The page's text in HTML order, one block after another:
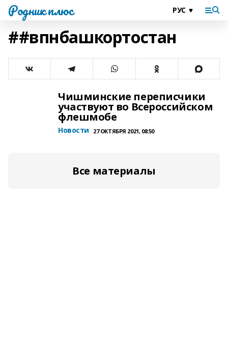
Родник плюс
##впнбашкортостан
Чишминские переписчики
участвуют во Всероссийском
флешмобе
Новости 27 ОКТЯБРЯ 2021, 08:50
Все материалы